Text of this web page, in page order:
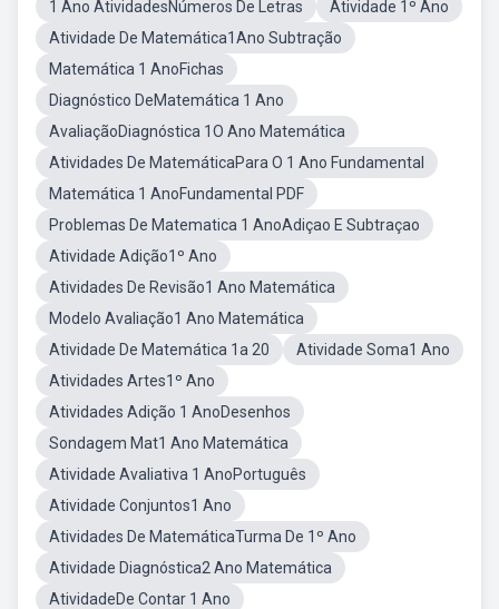
1 Ano AtividadesNúmeros De Letras
Atividade 1º Ano
Atividade De Matemática1Ano Subtração
Matemática 1 AnoFichas
Diagnóstico DeMatemática 1 Ano
AvaliaçãoDiagnóstica 1O Ano Matemática
Atividades De MatemáticaPara O 1 Ano Fundamental
Matemática 1 AnoFundamental PDF
Problemas De Matematica 1 AnoAdiçao E Subtraçao
Atividade Adição1º Ano
Atividades De Revisão1 Ano Matemática
Modelo Avaliação1 Ano Matemática
Atividade De Matemática 1a 20
Atividade Soma1 Ano
Atividades Artes1º Ano
Atividades Adição 1 AnoDesenhos
Sondagem Mat1 Ano Matemática
Atividade Avaliativa 1 AnoPortuguês
Atividade Conjuntos1 Ano
Atividades De MatemáticaTurma De 1º Ano
Atividade Diagnóstica2 Ano Matemática
AtividadeDe Contar 1 Ano